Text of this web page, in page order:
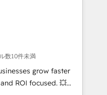
setup •
data cleanups •
📈 End-to-
marketing and
enablement tools
strategies with
数10件未満
grow faster
ROI focused. 💥